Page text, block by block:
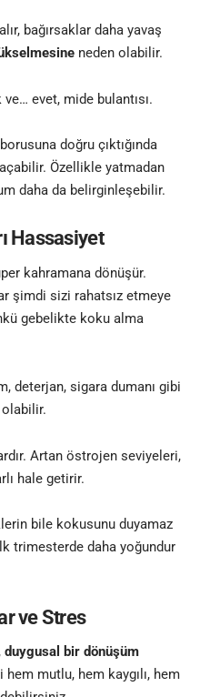
bağırsaklar daha yavaş
neden olabilir.
evet, mide bulantısı.
doğru çıktığında
Özellikle yatmadan
daha da belirginleşebilir.
Hassasiyet
kahramana dönüşür.
şimdi sizi rahatsız etmeye
gebelikte koku alma
deterjan, sigara dumanı gibi
Artan östrojen seviyeleri,
hale getirir.
bile kokusunu duyamaz
trimesterde daha yoğundur
ve Stres
duygusal bir dönüşüm
mutlu, hem kaygılı, hem